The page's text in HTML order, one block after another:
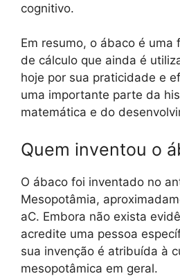
cognitivo.
Em resumo, o ábaco é uma
de cálculo que ainda é
hoje por sua praticidade e
uma importante parte da
matemática e do
Quem inventou o
O ábaco foi inventado no
Mesopotâmia,
aC. Embora não exista
acredite uma pessoa
sua invenção é atribuída à
mesopotâmica em geral.